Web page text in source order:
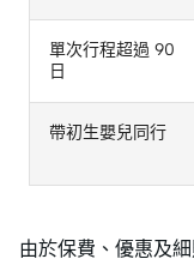
單次行程超過 90
日
帶初生嬰兒同行
由於保費、優惠及